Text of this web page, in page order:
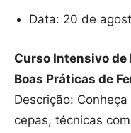
Data: 20 de
Curso Intensivo de
Boas Práticas de
Descrição:
cepas, técnicas